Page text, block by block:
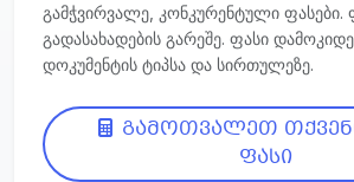
გამჭვირვალე, კონკურენტული
გადასახადების გარეშე. ფასი
დოკუმენტის ტიპსა და სირთულეზე.
გამოთვალეთ
ფასი